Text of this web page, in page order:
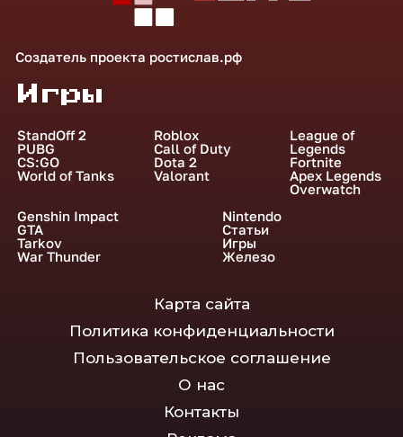
Создатель проекта ростислав.рф
Игры
StandOff 2
PUBG
CS:GO
World of Tanks
Roblox
Call of Duty
Dota 2
Valorant
League of
Legends
Fortnite
Apex Legends
Overwatch
Genshin Impact
GTA
Tarkov
War Thunder
Nintendo
Статьи
Игры
Железо
Карта сайта
Политика конфиденциальности
Пользовательское соглашение
О нас
Контакты